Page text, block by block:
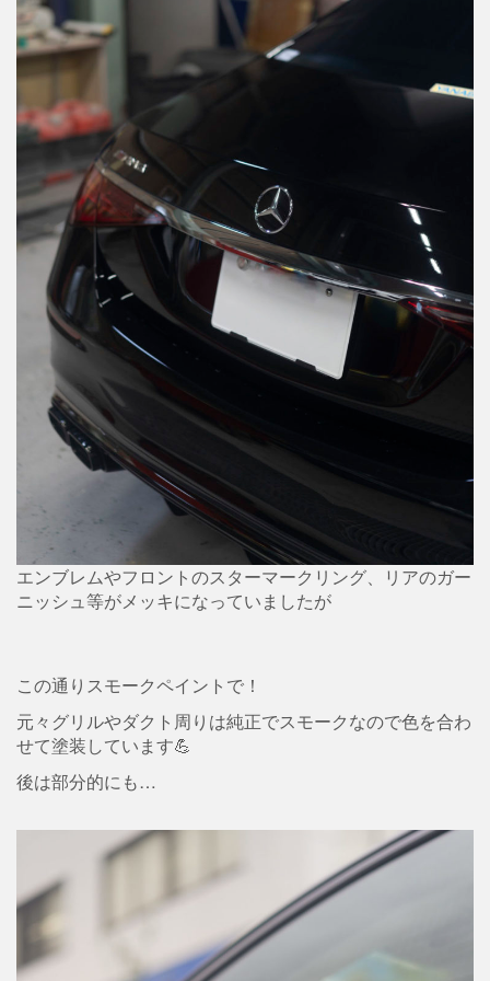
エンブレムやフロントのスターマークリング、リアのガー
ニッシュ等がメッキになっていましたが
この通りスモークペイントで！
元々グリルやダクト周りは純正でスモークなので色を合わ
せて塗装しています💪
後は部分的にも…